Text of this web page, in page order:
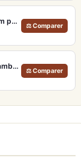
Meze Strada – Casque Hi-Fi fermé premium pour écoute immersive
⚖ Comparer
Denon AH-D9200 – Casque Hi-Fi Fermé Bambou FreeEdge Portable
⚖ Comparer